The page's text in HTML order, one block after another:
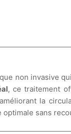
non invasive
, ce traitement
la
sans